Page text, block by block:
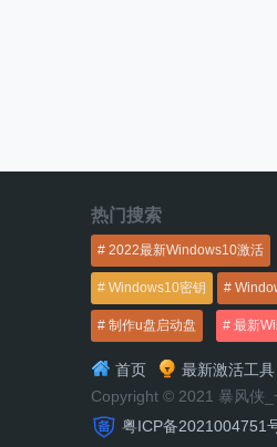
热门搜索
2022最新Windows10激活
Windows10密钥
制作u盘启动盘 最新
首页 最新激活工具
Copyright © 2021 暴风侠
粤ICP备2021004751